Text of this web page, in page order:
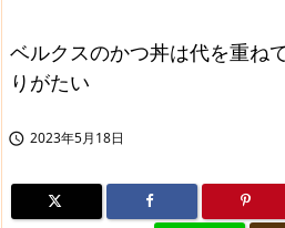
ベルクスのかつ丼は代を重ね
りがたい
 2023年5月18日